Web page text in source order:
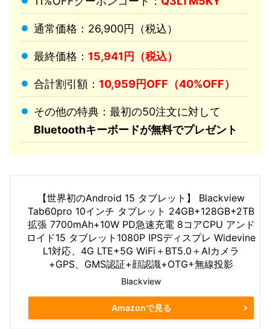
通常価格：26,900円（税込）
最終価格： 15,941円（税込）
合計割引額： 10,959円OFF（40%OFF）
その他の特典：最初の50注文に対して
Bluetoothキーボードが無料でプレゼント
【世界初のAndroid 15 タブレット】 Blackview
Tab60pro 10インチ タブレット 24GB+128GB+2TB
拡張 7700mAh+10W PD急速充電 8コアCPU アンド
ロイド15 タブレット1080P IPSディスプレ Widevine
L1対応、4G LTE+5G WiFi＋BT5.0＋AIカメラ
+GPS、GMS認証+顔認識+OTG+無線投影
Blackview
Amazonで見る